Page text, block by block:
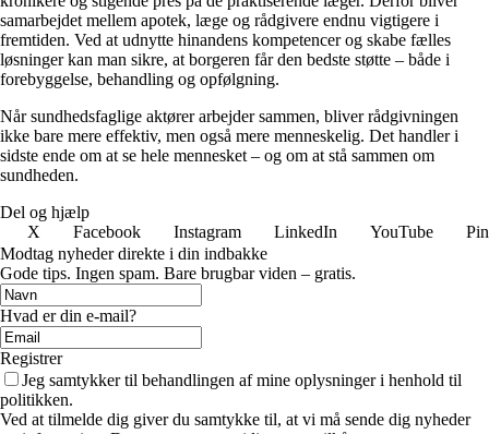
samarbejdet mellem apotek, læge og rådgivere endnu vigtigere i
fremtiden. Ved at udnytte hinandens kompetencer og skabe fælles
løsninger kan man sikre, at borgeren får den bedste støtte – både i
forebyggelse, behandling og opfølgning.
Når sundhedsfaglige aktører arbejder sammen, bliver rådgivningen
ikke bare mere effektiv, men også mere menneskelig. Det handler i
sidste ende om at se hele mennesket – og om at stå sammen om
sundheden.
Del og hjælp
X
Facebook Instagram LinkedIn YouTube
Modtag nyheder direkte i din indbakke
Gode tips. Ingen spam. Bare brugbar viden – gratis.
Hvad er din e-mail?
Registrer
Jeg samtykker til behandlingen af mine oplysninger i henhold til
politikken.
Ved at tilmelde dig giver du samtykke til, at vi må sende dig nyheder